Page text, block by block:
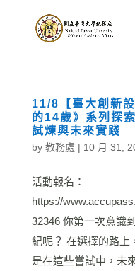
11/8【臺大創新
的14歲》系列探
試煉與未來實踐
by 教務處 | 10 月 31,
活動報名：
https://
32346 你第一次意識
紀呢？ 在選擇的路上
是在這些嘗試中，未